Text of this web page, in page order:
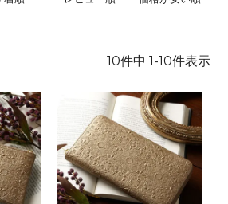
10件中 1 -10件表示